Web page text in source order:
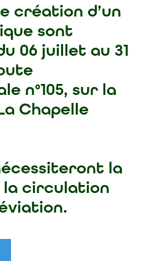
création d’un
sont
06 juillet au 31
n°105, sur la
Chapelle
la
circulation